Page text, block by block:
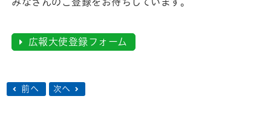
みなさんのご登録をお待ちしています。
広報大使登録フォーム
前へ 次へ